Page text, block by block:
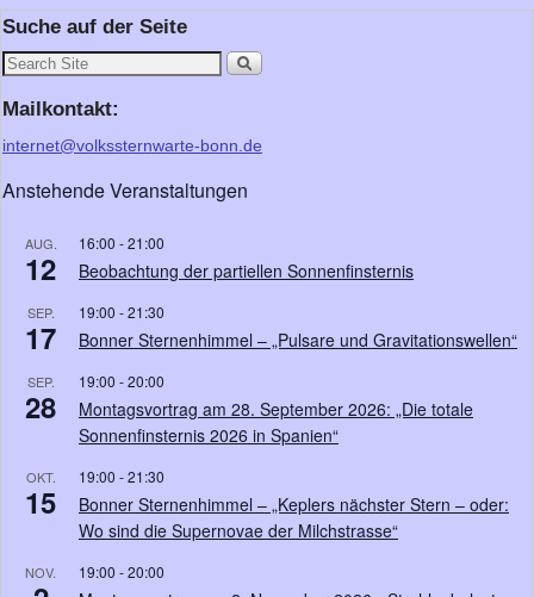
Suche auf der Seite
Mailkontakt:
internet@volkssternwarte-bonn.de
Anstehende Veranstaltungen
AUG.
12
16:00 -21:00
Beobachtung der partiellen Sonnenfinsternis
SEP.
17
19:00 -21:30
Bonner Sternenhimmel – „Pulsare und Gravitationswellen“
SEP.
28
19:00 -20:00
Montagsvortrag am 28. September 2026: „Die totale
Sonnenfinsternis 2026 in Spanien“
OKT.
15
19:00 -21:30
Bonner Sternenhimmel – „Keplers nächster Stern – oder:
Wo sind die Supernovae der Milchstrasse“
NOV. 19:00 -20:00